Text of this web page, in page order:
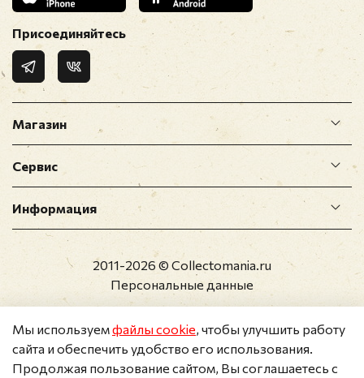
Магазин
Сервис
Информация
Присоединяйтесь
2011-2026 © Collectomania.ru
Персональные данные
Мы используемфайлы cookie, чтобы улучшить работу
сайта и обеспечить удобство его использования.
Продолжая пользование сайтом, Вы соглашаетесь с